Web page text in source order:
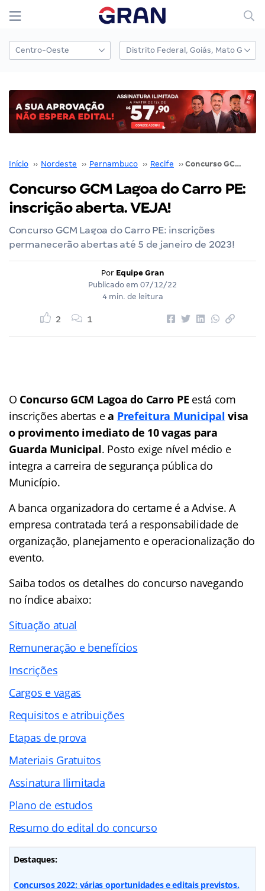
Início ›› Nordeste ›› Pernambuco ›› Recife ›› Concurso GCM Lagoa do Carro PE: inscrição aberta. VEJA!
Concurso GCM Lagoa do Carro PE:
inscrição aberta. VEJA!
Concurso GCM Lagoa do Carro PE: inscrições
permanecerão abertas até 5 de janeiro de 2023!
Por Equipe Gran
Publicado em 07/12/22
4 min. de leitura
2 1
O Concurso GCM Lagoa do Carro PE está com
inscrições abertas ea Prefeitura Municipal visa
o provimento imediato de 10 vagas para
Guarda Municipal. Posto exige nível médio e
integra a carreira de segurança pública do
Município.
A banca organizadora do certame é a Advise. A
empresa contratada terá a responsabilidade de
organização, planejamento e operacionalização do
evento.
Saiba todos os detalhes do concurso navegando
no índice abaixo:
Situação atual
Remuneração e benefícios
Inscrições
Cargos e vagas
Requisitos e atribuições
Etapas de prova
Materiais Gratuitos
Assinatura Ilimitada
Plano de estudos
Resumo do edital do concurso
Destaques:
Concursos 2022: várias oportunidades e editais previstos.